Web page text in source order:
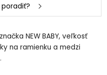
NEW BABY, veľkosť
na ramienku a medzi